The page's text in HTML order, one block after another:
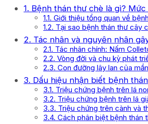
1. Bệnh thán thư chè là gì?
1.1. Giới thiệu tổng quan về
1.2. Tại sao bệnh thán thư cây
2. Tác nhân và nguyên nhân
2.1. Tác nhân chính: Nấm
2.2. Vòng đời và chu kỳ phát
2.3. Con đường lây lan của
3. Dấu hiệu nhận biết bệnh
3.1. Triệu chứng bệnh trên lá
3.2. Triệu chứng bệnh trên lá
3.3. Triệu chứng trên cành và
3.4. Cách phân biệt bệnh thán